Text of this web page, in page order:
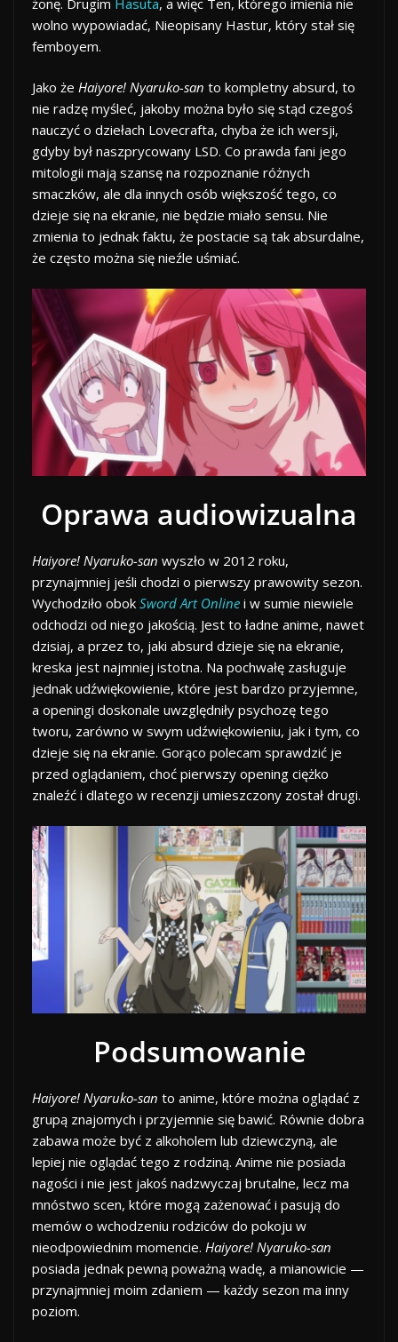
wolno wypowiadać, Nieopisany Hastur, który stał się
femboyem.
Jako że Haiyore! Nyaruko-san to kompletny absurd, to
nie radzę myśleć, jakoby można było się stąd czegoś
nauczyć o dziełach Lovecrafta, chyba że ich wersji,
gdyby był naszprycowany LSD. Co prawda fani jego
mitologii mają szansę na rozpoznanie różnych
smaczków, ale dla innych osób większość tego, co
dzieje się na ekranie, nie będzie miało sensu. Nie
zmienia to jednak faktu, że postacie są tak absurdalne,
że często można się nieźle uśmiać.
Oprawa audiowizualna
Haiyore! Nyaruko-san wyszło w 2012 roku,
przynajmniej jeśli chodzi o pierwszy prawowity sezon.
Wychodziło obok Sword Art Online i w sumie niewiele
odchodzi od niego jakością. Jest to ładne anime, nawet
dzisiaj, a przez to, jaki absurd dzieje się na ekranie,
kreska jest najmniej istotna. Na pochwałę zasługuje
jednak udźwiękowienie, które jest bardzo przyjemne,
a openingi doskonale uwzględniły psychozę tego
tworu, zarówno w swym udźwiękowieniu, jak i tym, co
dzieje się na ekranie. Gorąco polecam sprawdzić je
przed oglądaniem, choć pierwszy opening ciężko
znaleźć i dlatego w recenzji umieszczony został drugi.
Podsumowanie
Haiyore! Nyaruko-san to anime, które można oglądać z
grupą znajomych i przyjemnie się bawić. Równie dobra
zabawa może być z alkoholem lub dziewczyną, ale
lepiej nie oglądać tego z rodziną. Anime nie posiada
nagości i nie jest jakoś nadzwyczaj brutalne, lecz ma
mnóstwo scen, które mogą zażenować i pasują do
memów o wchodzeniu rodziców do pokoju w
nieodpowiednim momencie. Haiyore! Nyaruko-san
posiada jednak pewną poważną wadę, a mianowicie —
przynajmniej moim zdaniem — każdy sezon ma inny
poziom.